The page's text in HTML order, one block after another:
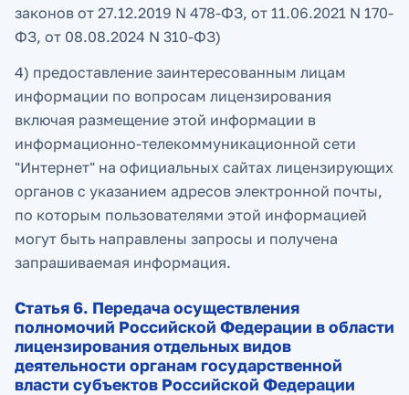
законов от 27.12.2019 N 478-ФЗ, от 11.06.2021 N 170-
ФЗ, от 08.08.2024 N 310-ФЗ)
4) предоставление заинтересованным лицам
информации по вопросам лицензирования
включая размещение этой информации в
информационно-телекоммуникационной сети
"Интернет" на официальных сайтах лицензирующих
органов с указанием адресов электронной почты,
по которым пользователями этой информацией
могут быть направлены запросы и получена
запрашиваемая информация.
Статья 6. Передача осуществления
полномочий Российской Федерации в области
лицензирования отдельных видов
деятельности органам государственной
власти субъектов Российской Федерации